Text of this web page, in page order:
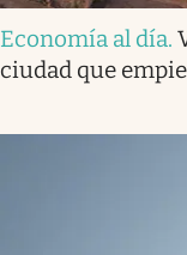
Economía al día.
ciudad que